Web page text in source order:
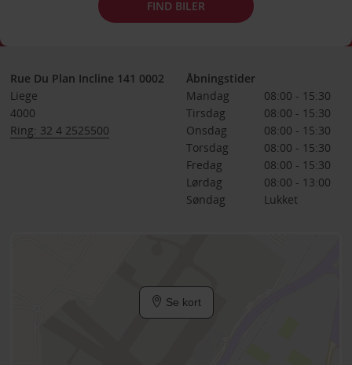
FIND BILER
Rue Du Plan Incline 141 0002
Liege
4000
Ring: 32 4 2525500
Åbningstider
Mandag
08:00 - 15:30
Tirsdag
08:00 - 15:30
Onsdag
08:00 - 15:30
Torsdag
08:00 - 15:30
Fredag
08:00 - 15:30
Lørdag
08:00 - 13:00
Søndag
Lukket
Se kort